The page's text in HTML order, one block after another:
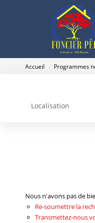
Accueil Programmes
Localisation
Nous n'avons pas de
Re-soumettre la
Transmettez-nous